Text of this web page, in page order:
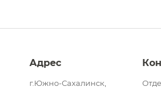
Адрес
г.Южно-Сахалинск,